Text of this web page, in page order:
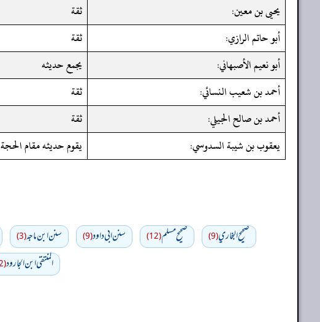
يحيى بن معين:
ثقة
أبو حاتم الرازي:
ثقة
أبو نعيم الأصبهاني:
يجمع حديثه
أحمد بن شعيب النسائي:
ثقة
أحمد بن صالح الجيلي:
ثقة
يعقوب بن شيبة السدوسي:
يقوم حديثه مقام الحجة
صحيح البخاري(9) صحيح مسلم(12) سنن ابي داود(9) سنن ابن ماجه(3)
المنتقى ابن الجارود(2)